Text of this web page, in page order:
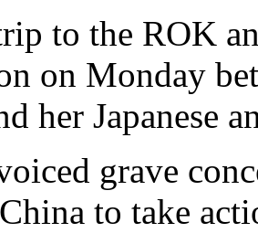
to the ROK
on Monday
her Japanese
grave
to take